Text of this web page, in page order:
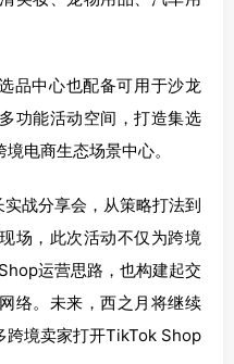
品中心也配备可用于沙龙
功能活动空间，打造集选
电商生态场景中心。
战分享会，从策略打法到
场，此次活动不仅为跨境
运营思路，也构建起交
络。未来，西之月将继续
跨境卖家打开TikTok Shop